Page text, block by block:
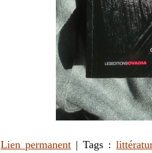
Lien permanent | Tags :